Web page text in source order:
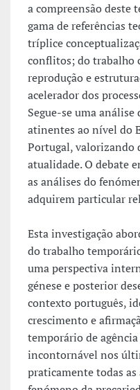
a compreensão deste
gama de referências
tríplice
conflitos; do trabalho
reprodução e
acelerador dos
Segue-se uma
atinentes ao nível do
Portugal, valorizando
atualidade. O debate
as análises do
adquirem particular
Esta investigação
do trabalho
uma perspectiva
génese e posterior
contexto português,
crescimento e
temporário de
incontornável nos
praticamente todas